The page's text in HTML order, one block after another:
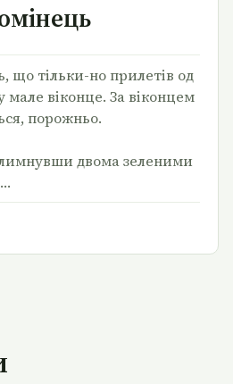
що тільки-но прилетів од
мале віконце. За віконцем
порожньо.
двома зеленими